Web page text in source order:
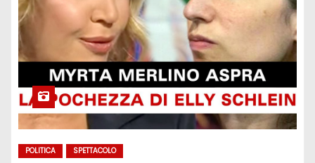
POLITICA SPETTACOLO